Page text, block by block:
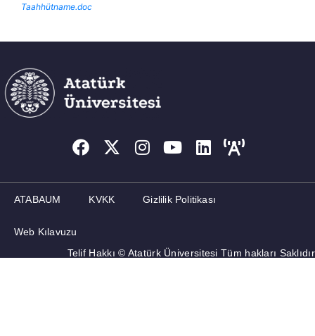
Taahhütname.doc
ATABAUM KVKK Gizlilik Politikası
Web Kılavuzu
Telif Hakkı © Atatürk Üniversitesi Tüm hakları Saklıdır